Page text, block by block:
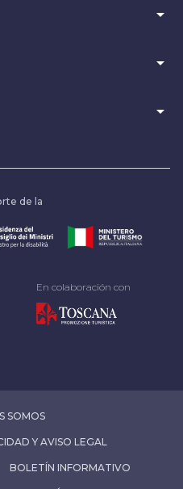
arrow_drop_down
arrow_drop_down
arrow_drop_down
de la
En colaboración con
SOMOS
Y AVISO LEGAL
BOLETÍN INFORMATIVO